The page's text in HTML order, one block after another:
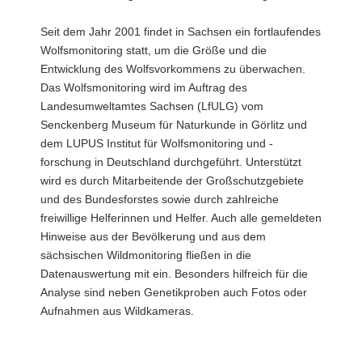
Seit dem Jahr 2001 findet in Sachsen ein fortlaufendes
Wolfsmonitoring statt, um die Größe und die
Entwicklung des Wolfsvorkommens zu überwachen.
Das Wolfsmonitoring wird im Auftrag des
Landesumweltamtes Sachsen (LfULG) vom
Senckenberg Museum für Naturkunde in Görlitz und
dem LUPUS Institut für Wolfsmonitoring und -
forschung in Deutschland durchgeführt. Unterstützt
wird es durch Mitarbeitende der Großschutzgebiete
und des Bundesforstes sowie durch zahlreiche
freiwillige Helferinnen und Helfer. Auch alle gemeldeten
Hinweise aus der Bevölkerung und aus dem
sächsischen Wildmonitoring fließen in die
Datenauswertung mit ein. Besonders hilfreich für die
Analyse sind neben Genetikproben auch Fotos oder
Aufnahmen aus Wildkameras.